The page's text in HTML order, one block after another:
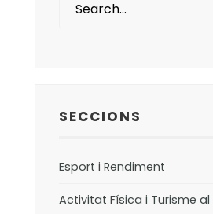
SECCIONS
Esport i Rendiment
Activitat Física i Turisme al